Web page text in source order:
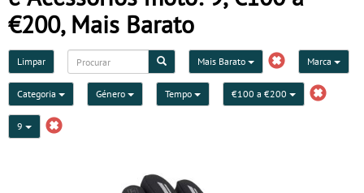
€200, Mais Barato
Limpar Mais Barato Marca
Categoria Género Tempo €100 a €200
9